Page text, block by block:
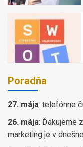
Poradňa
27. mája: telefónne
26. mája: Ďakujeme
marketing je v